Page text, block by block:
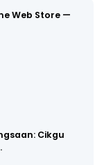
Web Store —
Cikgu